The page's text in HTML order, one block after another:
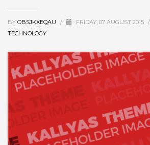
BY OBSJKXEQAU / FRIDAY, 07 AUGUST 2015 /
TECHNOLOGY